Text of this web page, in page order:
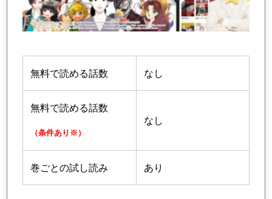
無料で読める話数 なし
無料で読める話数
（条件あり※）
なし
巻ごとの試し読み あり